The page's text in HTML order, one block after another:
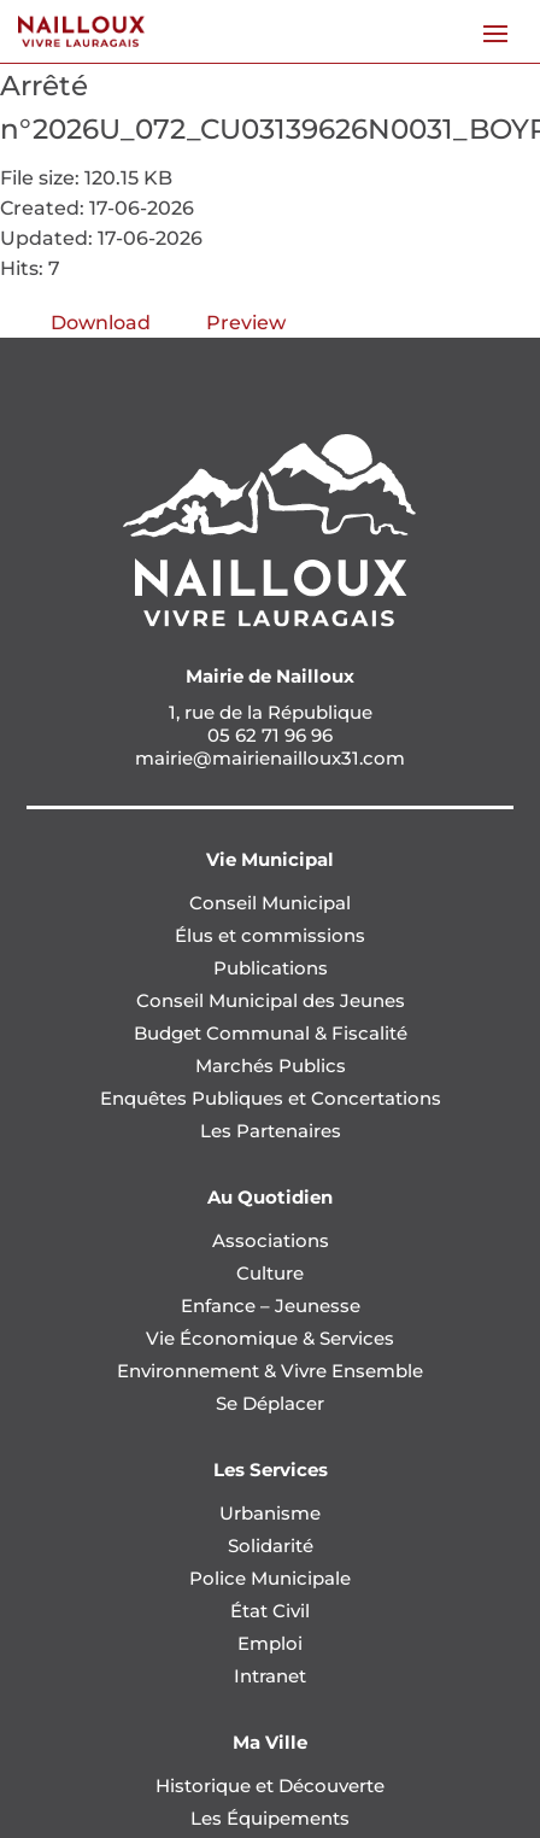
Arrêté
File size: 120.15 KB
Created: 17-06-2026
Updated: 17-06-2026
Hits: 7
Download Preview
Mairie de Nailloux
1, rue de la République
05 62 71 96 96
mairie@mairienailloux31.com
Vie Municipal
Conseil Municipal
Élus et commissions
Publications
Conseil Municipal des Jeunes
Budget Communal & Fiscalité
Marchés Publics
Enquêtes Publiques et Concertations
Les Partenaires
Au Quotidien
Associations
Culture
Enfance – Jeunesse
Vie Économique & Services
Environnement & Vivre Ensemble
Se Déplacer
Les Services
Urbanisme
Solidarité
Police Municipale
État Civil
Emploi
Intranet
Ma Ville
Historique et Découverte
Les Équipements